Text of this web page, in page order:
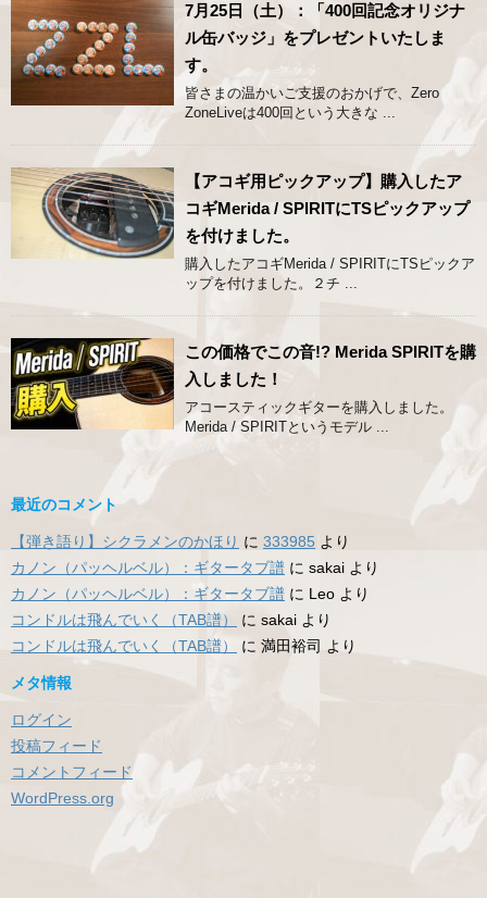
7月25日（土）：「400回記念オリジナ
ル缶バッジ」をプレゼントいたしま
す。
皆さまの温かいご支援のおかげで、Zero
ZoneLiveは400回という大きな ...
【アコギ用ピックアップ】購入したア
コギMerida / SPIRITにTSピックアップ
を付けました。
購入したアコギMerida / SPIRITにTSピックア
ップを付けました。２チ ...
この価格でこの音!? Merida SPIRITを購
入しました！
アコースティックギターを購入しました。
Merida / SPIRITというモデル ...
最近のコメント
【弾き語り】シクラメンのかほり に 333985 より
カノン（パッヘルベル）：ギタータブ譜 に sakai より
カノン（パッヘルベル）：ギタータブ譜 に Leo より
コンドルは飛んでいく（TAB譜）
に sakai より
コンドルは飛んでいく（TAB譜）
に 満田裕司 より
メタ情報
ログイン
投稿フィード
コメントフィード
WordPress.org